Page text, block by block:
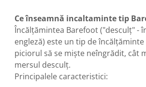
Ce înseamnă incaltaminte tip
Încălțămintea Barefoot ("desculț" -
engleză) este un tip de încălțăminte
piciorul să se miște neîngrădit, cât
mersul desculț.
Principalele caracteristici: